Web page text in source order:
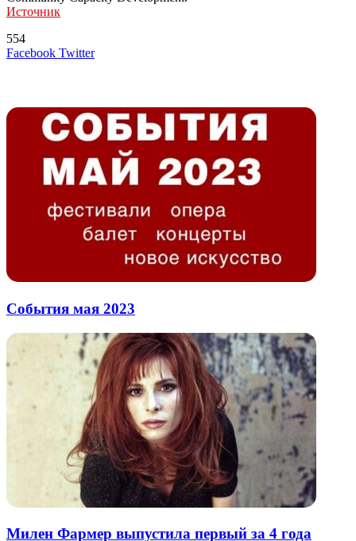
Источник
554
Facebook TwitterLinkedIn
Tumblr
Reddit
Вконтакте
Одноклассники
Skype
Messenger
Messenger
WhatsApp
Telegram
Viber
Line
Поделиться
Печатать
События мая 2023
Милен Фармер выпустила первый за 4 года